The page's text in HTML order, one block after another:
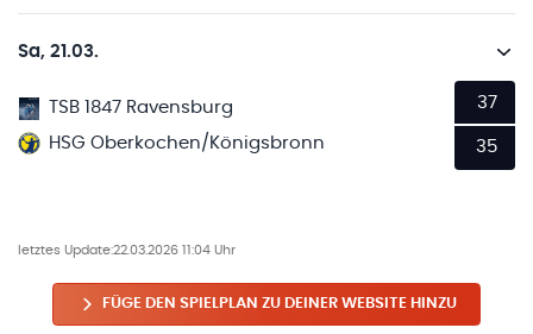
Sa, 21.03.
TSB 1847 Ravensburg
HSG Oberkochen/Königsbronn
37
35
letztes Update:22.03.2026 11:04 Uhr
FÜGE DEN SPIELPLAN ZU DEINER WEBSITE HINZU